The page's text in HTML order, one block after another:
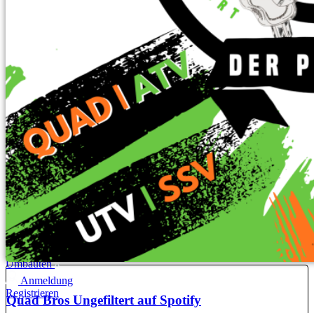
Home
Podcast
Podcast Apple
Podcast Spotify
Inserate
QuadQuartett
Wall of ATV
Community
Wall of ATV – Quad-Bros-Life.de
Blog
Über QBL
Kontakt
FAQ
Quad Bros Life Videos
Tutorials
Umbauten
Anmeldung
Registrieren
Quad Bros Ungefiltert auf Spotify